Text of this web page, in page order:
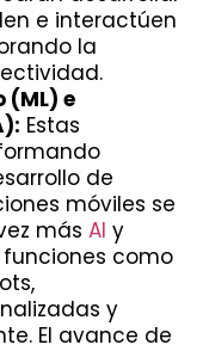
e interactúen
la
e
Estas
de
móviles se
más AI y
funciones como
y
El avance de